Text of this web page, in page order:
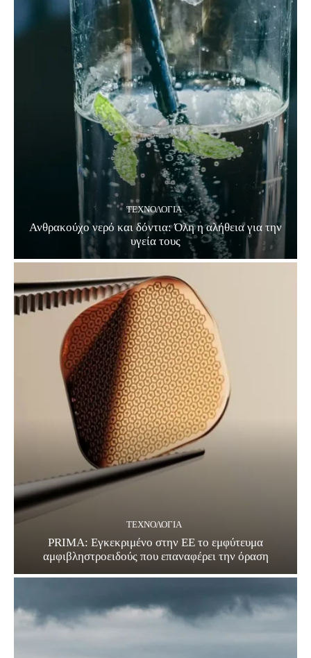
ΤΕΧΝΟΛΟΓΊΑ
Ανθρακούχο νερό και δόντια: Όλη η αλήθεια για την
υγεία τους
ΤΕΧΝΟΛΟΓΊΑ
PRIMA: Εγκεκριμένο στην ΕΕ το εμφύτευμα
αμφιβληστροειδούς που επαναφέρει την όραση